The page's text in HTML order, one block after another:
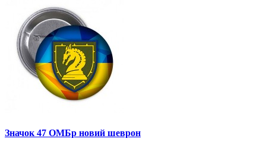
Значок 47 ОМБр новий шеврон